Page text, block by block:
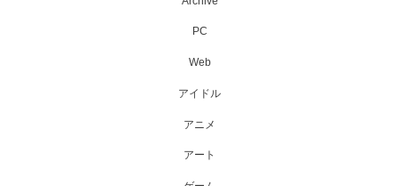
PC
Web
アイドル
アニメ
アート